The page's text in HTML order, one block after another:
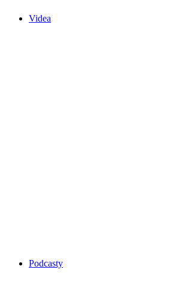
Videa
Podcasty